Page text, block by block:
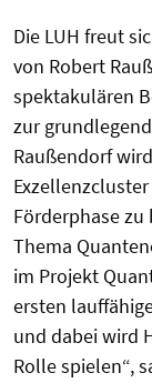
Die LUH freut
von Robert
spektakulären
zur
Raußendorf
Förderphase
Thema
im Projekt
ersten
und dabei wird
Rolle spielen“,